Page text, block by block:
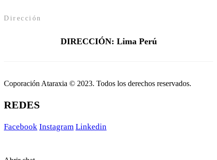
Dirección
DIRECCIÓN: Lima Perú
Coporación Ataraxia © 2023. Todos los derechos reservados.
REDES
Facebook Instagram Linkedin